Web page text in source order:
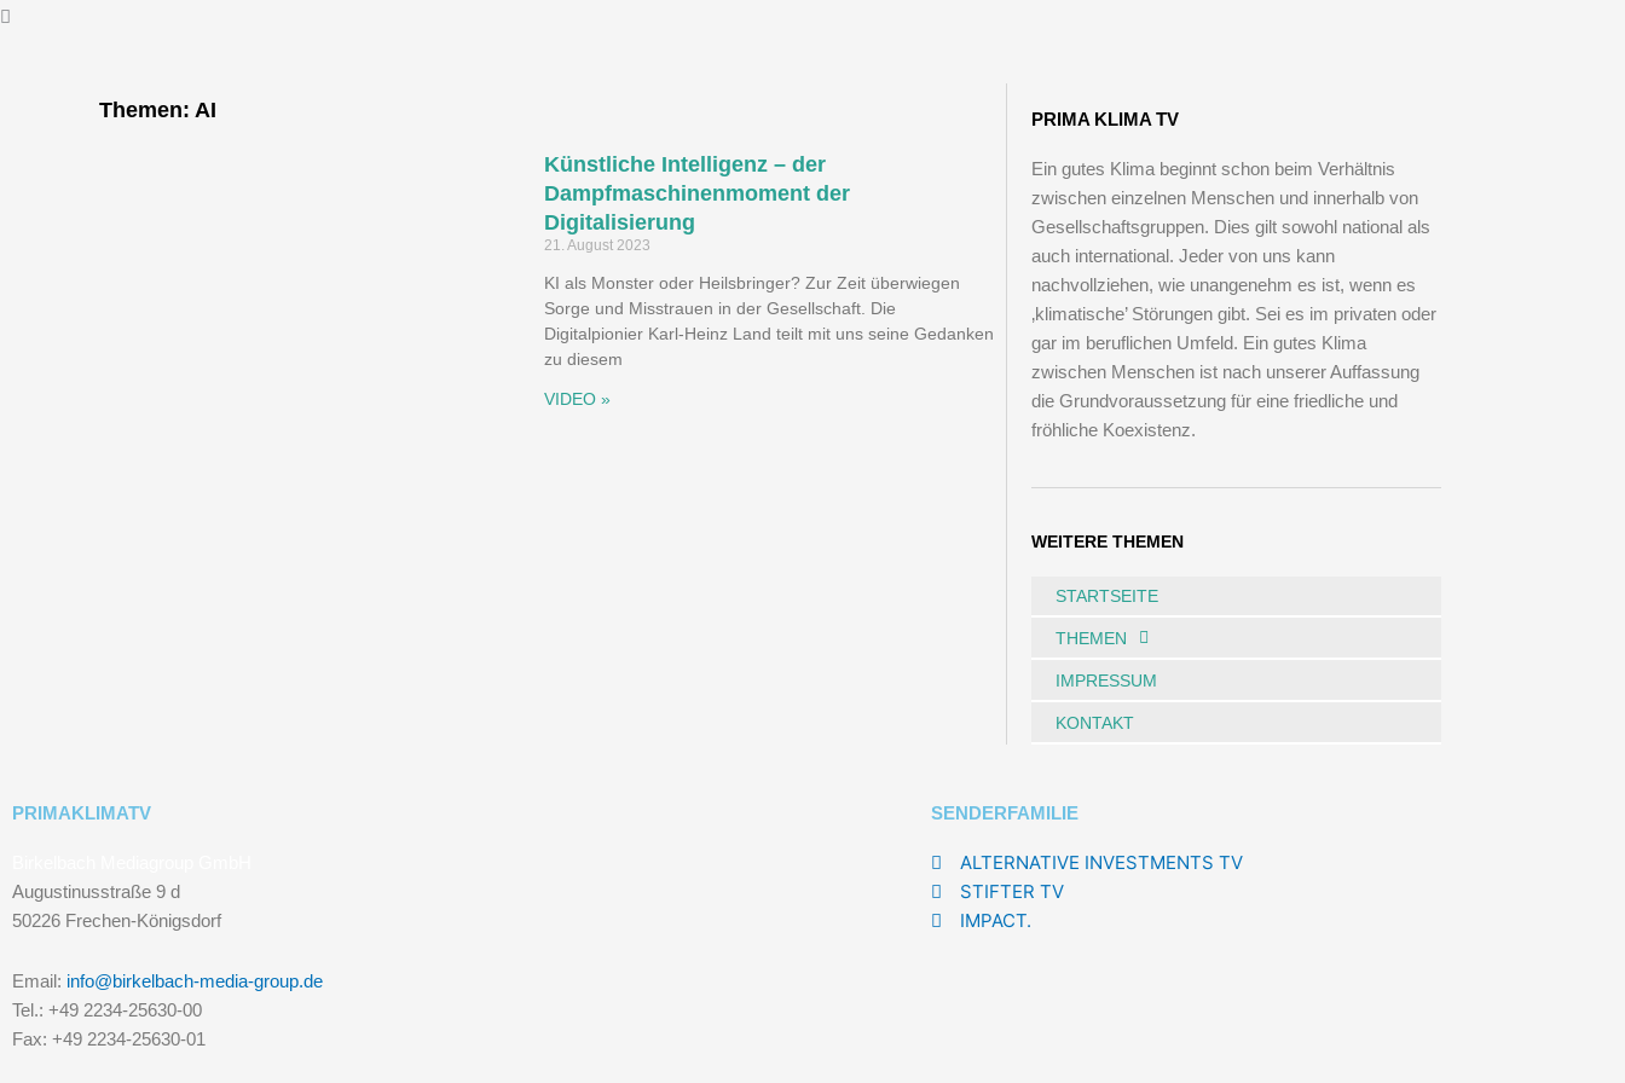
Adam Opel, Gründer der Firma Adam Opel GmbH
Themen: AI
Künstliche Intelligenz – der
Dampfmaschinenmoment der
Digitalisierung
21. August 2023
KI als Monster oder Heilsbringer? Zur Zeit überwiegen
Sorge und Misstrauen in der Gesellschaft. Die
Digitalpionier Karl-Heinz Land teilt mit uns seine Gedanken
zu diesem
VIDEO »
PRIMA KLIMA TV
Ein gutes Klima beginnt schon beim Verhältnis
zwischen einzelnen Menschen und innerhalb von
Gesellschaftsgruppen. Dies gilt sowohl national als
auch international. Jeder von uns kann
nachvollziehen, wie unangenehm es ist, wenn es
‚klimatische’ Störungen gibt. Sei es im privaten oder
gar im beruflichen Umfeld. Ein gutes Klima
zwischen Menschen ist nach unserer Auffassung
die Grundvoraussetzung für eine friedliche und
fröhliche Koexistenz.
WEITERE THEMEN
STARTSEITE
THEMEN
IMPRESSUM
KONTAKT
PRIMAKLIMATV
Augustinusstraße 9 d
50226 Frechen-Königsdorf
Email: info@birkelbach-media-group.de
Tel.: +49 2234-25630-00
Fax: +49 2234-25630-01
SENDERFAMILIE
ALTERNATIVE INVESTMENTS TV
STIFTER TV
IMPACT.